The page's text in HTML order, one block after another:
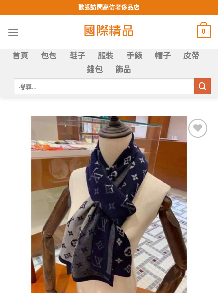
to
content
歡迎訪問高仿奢侈品店
0
首頁 包包 鞋子 服裝 手錶 帽子
皮帶
錢包
飾品